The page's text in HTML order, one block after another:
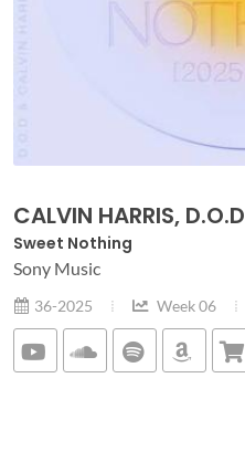
CALVIN HARRIS, D.O.D
Sweet Nothing
Sony Music
36-2025 Week 06